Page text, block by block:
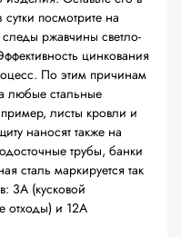
посмотрите на
ржавчины светло-
цинкования
По этим причинам
любые стальные
листы кровли и
наносят также на
трубы, банки
сталь маркируется так
3А (кусковой
отходы) и 12А